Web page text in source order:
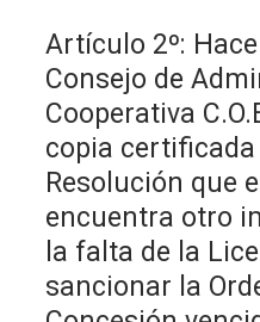
Artículo 2º:
Consejo de
Cooperativa
copia
Resolución que
encuentra otro
la falta de la
sancionar la